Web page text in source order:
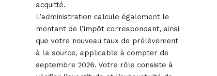
acquitté.
L’administration calcule également le
montant de l’impôt correspondant, ainsi
que votre nouveau taux de prélèvement
à la source, applicable à compter de
septembre 2026. Votre rôle consiste à